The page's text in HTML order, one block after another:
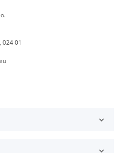
024 01